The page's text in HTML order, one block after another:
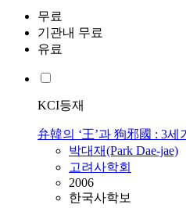
무료
기관내 무료
유료
KCI등재
弁韓의 ‘王’과 狗邪國 : 3
박대재(Park Dae-jae)
고려사학회
2006
한국사학보